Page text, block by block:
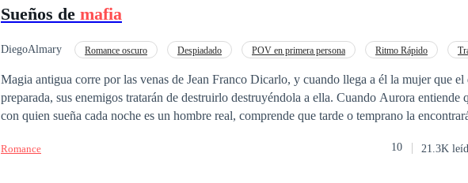
Sueños de mafia
DiegoAlmary Romance oscuro Despiadado POV en primera persona Ritmo Rápido
Magia antigua corre por las venas de Jean Franco Dicarlo, y cuando llega a él la mujer que el
preparada, sus enemigos tratarán de destruirlo destruyéndola a ella. Cuando Aurora entiende que el mafioso
con quien sueña cada noche es un hombre real, comprende que tarde o temprano la
hombre que la visita en la oscuridad y mientras la magia diluye las fronteras que los
Romance 10 21.3K